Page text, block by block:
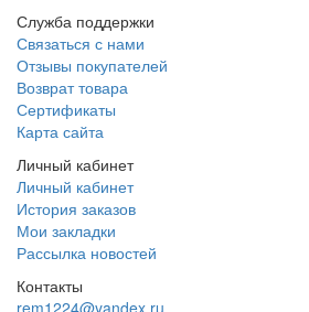
Служба поддержки
Связаться с нами
Отзывы покупателей
Возврат товара
Сертификаты
Карта сайта
Личный кабинет
Личный кабинет
История заказов
Мои закладки
Рассылка новостей
Контакты
rem1224@yandex.ru